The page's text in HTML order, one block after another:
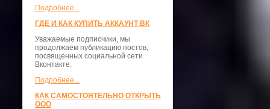
Подробнее...
ГДЕ И КАК КУПИТЬ АККАУНТ ВК
Уважаемые подписчики, мы
продолжаем публикацию постов,
посвященных социальной сети
Вконтакте.
Подробнее...
КАК САМОСТОЯТЕЛЬНО ОТКРЫТЬ
ООО